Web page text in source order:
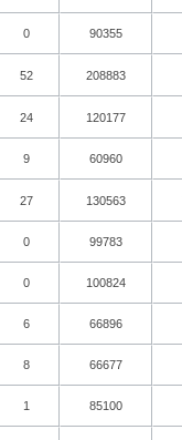
0 90355
52 208883
24 120177
9 60960
27 130563
0 99783
0 100824
6 66896
8 66677
1 85100